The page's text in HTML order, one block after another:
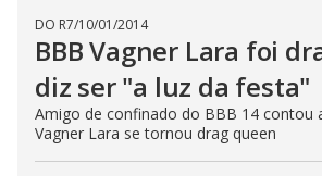
DO R7/10/01/2014
BBB Vagner Lara foi
diz ser "a luz da festa"
Amigo de confinado do BBB 14 contou
Vagner Lara se tornou drag queen